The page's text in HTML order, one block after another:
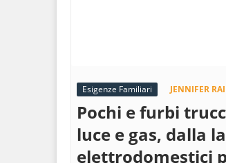
Esigenze Familiari JENNIFER
Pochi e furbi
luce e gas, dalla
elettrodomestici